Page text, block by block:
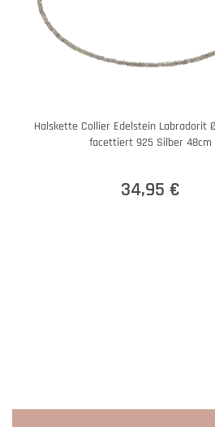
Halskette Collier Edelstein Labradorit
facettiert 925 Silber 48cm
34,95 €